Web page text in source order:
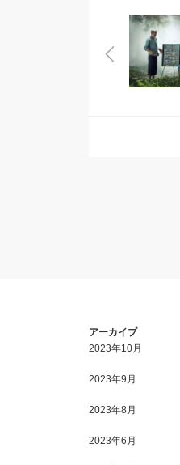
アーカイブ
2023年10月
2023年9月
2023年8月
2023年6月